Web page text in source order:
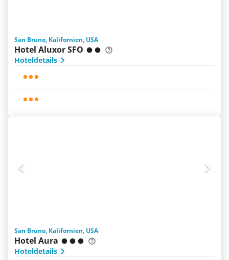
San Bruno, Kalifornien, USA
Hotel Aluxor SFO
Hoteldetails
San Bruno, Kalifornien, USA
Hotel Aura
Hoteldetails